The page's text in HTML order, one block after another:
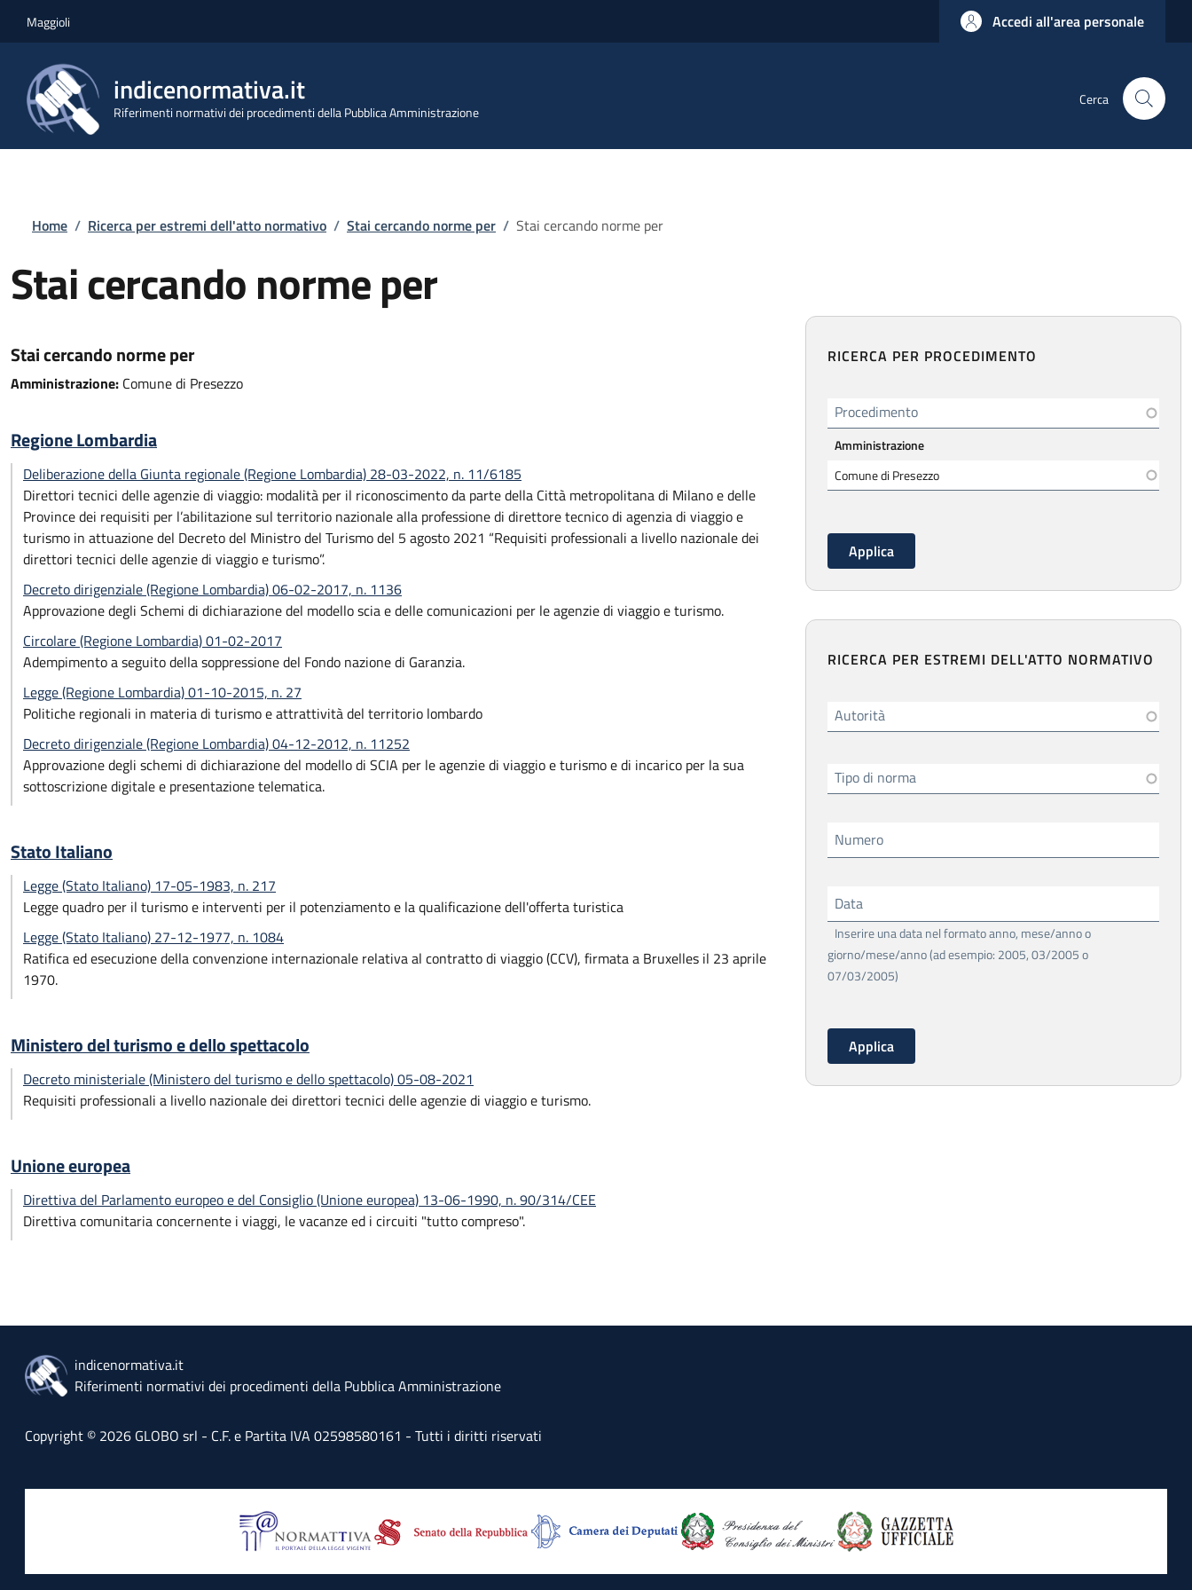
Maggioli Accedi all'area personale
indicenormativa.it
Riferimenti normativi dei procedimenti della Pubblica Amministrazione
Cerca
Briciole di pane
Home / Ricerca per estremi dell'atto normativo / Stai cercando norme per / Stai cercando norme per
Stai cercando norme per
Stai cercando norme per
Amministrazione: Comune di Presezzo
Regione Lombardia
Deliberazione della Giunta regionale (Regione Lombardia) 28-03-2022, n. 11/6185
Direttori tecnici delle agenzie di viaggio: modalità per il riconoscimento da parte della Città metropolitana di Milano e delle
Province dei requisiti per l’abilitazione sul territorio nazionale alla professione di direttore tecnico di agenzia di viaggio e
turismo in attuazione del Decreto del Ministro del Turismo del 5 agosto 2021 “Requisiti professionali a livello nazionale dei
direttori tecnici delle agenzie di viaggio e turismo”.
Decreto dirigenziale (Regione Lombardia) 06-02-2017, n. 1136
Approvazione degli Schemi di dichiarazione del modello scia e delle comunicazioni per le agenzie di viaggio e turismo.
Circolare (Regione Lombardia) 01-02-2017
Adempimento a seguito della soppressione del Fondo nazione di Garanzia.
Legge (Regione Lombardia) 01-10-2015, n. 27
Politiche regionali in materia di turismo e attrattività del territorio lombardo
Decreto dirigenziale (Regione Lombardia) 04-12-2012, n. 11252
Approvazione degli schemi di dichiarazione del modello di SCIA per le agenzie di viaggio e turismo e di incarico per la sua
sottoscrizione digitale e presentazione telematica.
Stato Italiano
Legge (Stato Italiano) 17-05-1983, n. 217
Legge quadro per il turismo e interventi per il potenziamento e la qualificazione dell'offerta turistica
Legge (Stato Italiano) 27-12-1977, n. 1084
Ratifica ed esecuzione della convenzione internazionale relativa al contratto di viaggio (CCV), firmata a Bruxelles il 23 aprile
1970.
Ministero del turismo e dello spettacolo
Decreto ministeriale (Ministero del turismo e dello spettacolo) 05-08-2021
Requisiti professionali a livello nazionale dei direttori tecnici delle agenzie di viaggio e turismo.
Unione europea
Direttiva del Parlamento europeo e del Consiglio (Unione europea) 13-06-1990, n. 90/314/CEE
Direttiva comunitaria concernente i viaggi, le vacanze ed i circuiti "tutto compreso".
RICERCA PER PROCEDIMENTO
Procedimento
Amministrazione
RICERCA PER ESTREMI DELL'ATTO NORMATIVO
Autorità
Tipo di norma
Numero
Data
Inserire una data nel formato anno, mese/anno o
giorno/mese/anno (ad esempio: 2005, 03/2005 o
07/03/2005)
indicenormativa.it
Riferimenti normativi dei procedimenti della Pubblica Amministrazione
Copyright © 2026 GLOBO srl - C.F. e Partita IVA 02598580161 - Tutti i diritti riservati